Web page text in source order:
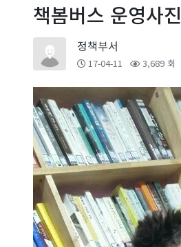
책봄버스 운영사진
정책부서
17-04-11 3,689 회